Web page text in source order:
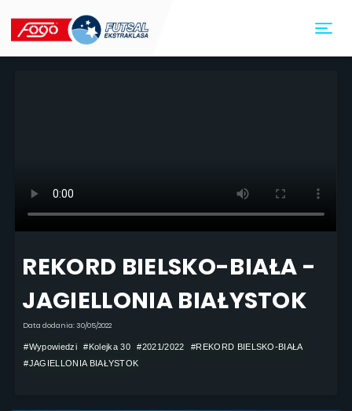
REKORD BIELSKO-BIAŁA -
JAGIELLONIA BIAŁYSTOK
Data dodania: 30/05/2022
#Wypowiedzi #Kolejka 30 #2021/2022
#REKORD BIELSKO-BIAŁA
#JAGIELLONIA BIAŁYSTOK